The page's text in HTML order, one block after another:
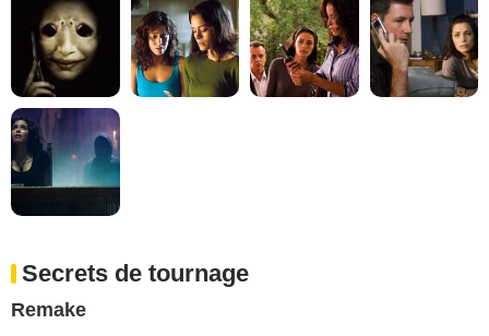
Secrets de tournage
Remake